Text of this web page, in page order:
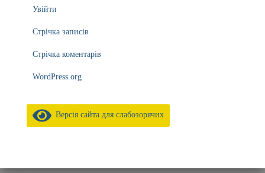
Увійти
Стрічка записів
Стрічка коментарів
WordPress.org
Версія сайта для слабозорячих